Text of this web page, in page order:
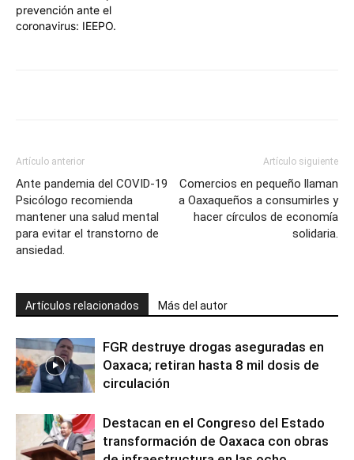
prevención ante el
coronavirus: IEEPO.
Artículo anterior
Ante pandemia del COVID-19
Psicólogo recomienda
mantener una salud mental
para evitar el transtorno de
ansiedad.
Artículo siguiente
Comercios en pequeño llaman
a Oaxaqueños a consumirles y
hacer círculos de economía
solidaria.
Artículos relacionados Más del autor
FGR destruye drogas aseguradas en
Oaxaca; retiran hasta 8 mil dosis de
circulación
Destacan en el Congreso del Estado
transformación de Oaxaca con obras